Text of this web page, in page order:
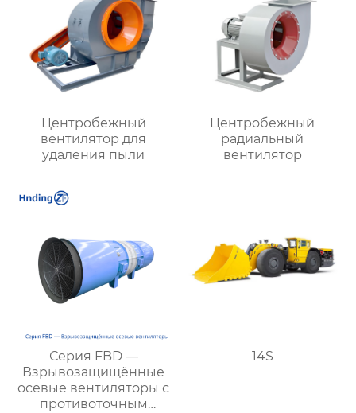
Центробежный
вентилятор для
удаления пыли
Центробежный
радиальный
вентилятор
Серия FBD —
Взрывозащищённые
осевые вентиляторы с
противоточным
14S